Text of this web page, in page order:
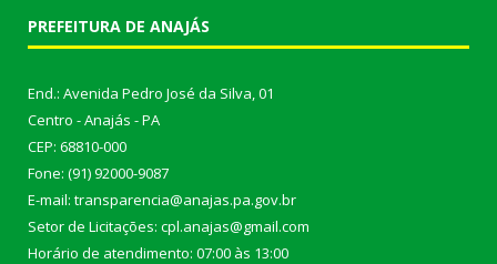
PREFEITURA DE ANAJÁS
End.: Avenida Pedro José da Silva, 01
Centro - Anajás - PA
CEP: 68810-000
Fone: (91) 92000-9087
E-mail: transparencia@anajas.pa.gov.br
Setor de Licitações: cpl.anajas@gmail.com
Horário de atendimento: 07:00 às 13:00